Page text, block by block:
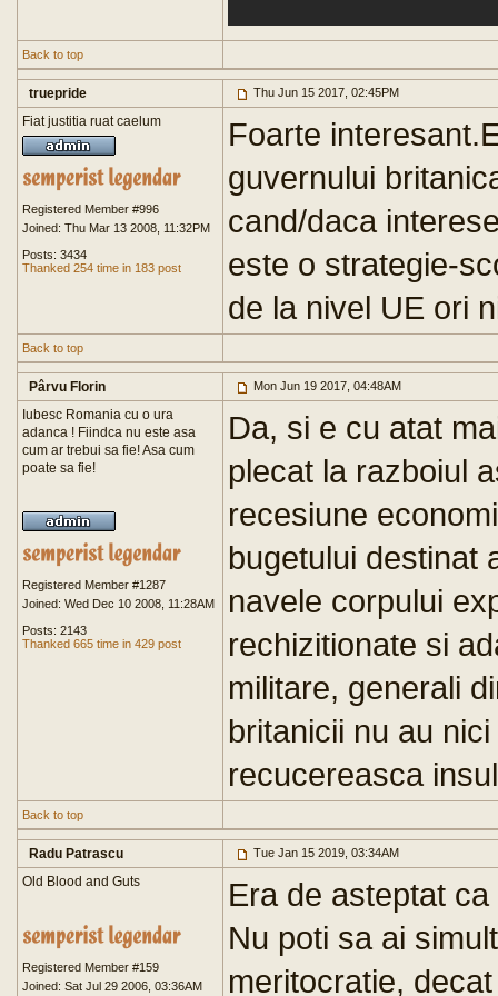
Back to top
truepride Thu Jun 15 2017, 02:45PM
Fiat justitia ruat caelum
Registered Member #996
Joined: Thu Mar 13 2008, 11:32PM
Posts: 3434
Thanked 254 time in 183 post
Foarte
guvernului
cand/daca
este o strategie-
de la nivel UE ori
Back to top
Pârvu Florin Mon Jun 19 2017, 04:48AM
Iubesc Romania cu o ura
adanca ! Fiindca nu este asa
cum ar trebui sa fie! Asa cum
poate sa fie!
Registered Member #1287
Joined: Wed Dec 10 2008, 11:28AM
Posts: 2143
Thanked 665 time in 429 post
Da, si e cu atat
plecat la razboiul
recesiune
bugetului destinat
navele corpului
rechizitionate si
militare, generali
britanicii nu au
recucereasca
Back to top
Radu Patrascu Tue Jan 15 2019, 03:34AM
Old Blood and Guts
Registered Member #159
Joined: Sat Jul 29 2006, 03:36AM
Era de asteptat
Nu poti sa ai
meritocratie,